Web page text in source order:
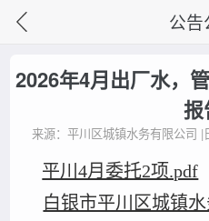
公告
2026年4月出厂水，
报
来源：平川区城镇水务有限公司 |
平川4月委托2项.pdf
白银市平川区城镇